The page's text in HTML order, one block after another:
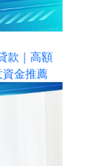
款｜高額
金推薦